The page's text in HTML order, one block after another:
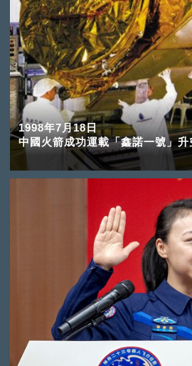
1998年7月18日
中國火箭成功運載「鑫諾一號」升